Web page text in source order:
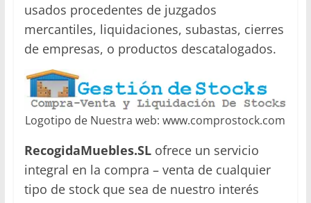
usados procedentes de juzgados
mercantiles, liquidaciones, subastas, cierres
de empresas, o productos descatalogados.
Logotipo de Nuestra web: www.comprostock.com
RecogidaMuebles.SLofrece un servicio
integral en la compra – venta de cualquier
tipo de stock que sea de nuestro interés